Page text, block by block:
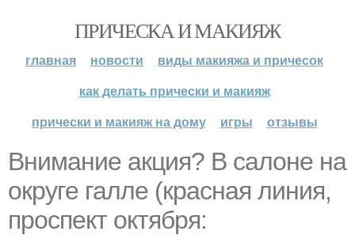
ПРИЧЕСКА И МАКИЯЖ
главная новости
виды макияжа и причесок
как делать прически и макияж
прически и макияж на дому
игры отзывы
Внимание акция? В салоне на
округе галле (красная линия,
проспект октября: